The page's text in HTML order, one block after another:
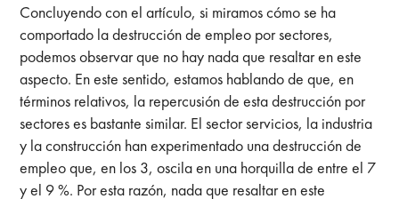
Concluyendo con el artículo, si miramos cómo se ha
comportado la destrucción de empleo por sectores,
podemos observar que no hay nada que resaltar en este
aspecto. En este sentido, estamos hablando de que, en
términos relativos, la repercusión de esta destrucción por
sectores es bastante similar. El sector servicios, la industria
y la construcción han experimentado una destrucción de
empleo que, en los 3, oscila en una horquilla de entre el 7
y el 9 %. Por esta razón, nada que resaltar en este